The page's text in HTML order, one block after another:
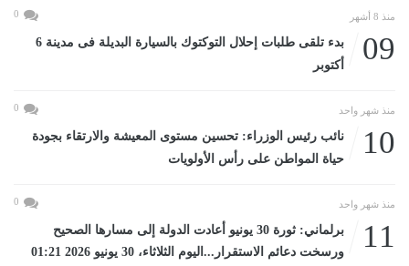
منذ 8 أشهر 0
09
بدء تلقى طلبات إحلال التوكتوك بالسيارة البديلة فى مدينة 6
أكتوبر
منذ شهر واحد 0
10
نائب رئيس الوزراء: تحسين مستوى المعيشة والارتقاء بجودة
حياة المواطن على رأس الأولويات
منذ شهر واحد 0
11
برلماني: ثورة 30 يونيو أعادت الدولة إلى مسارها الصحيح
ورسخت دعائم الاستقرار...اليوم الثلاثاء، 30 يونيو 2026 01:21